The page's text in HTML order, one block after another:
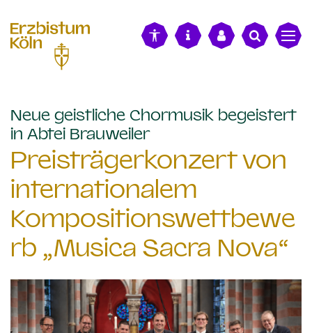
Neue geistliche Chormusik begeistert
in Abtei Brauweiler:
Preisträgerkonzert von
internationalem
Kompositionswettbewe
rb „Musica Sacra Nova“